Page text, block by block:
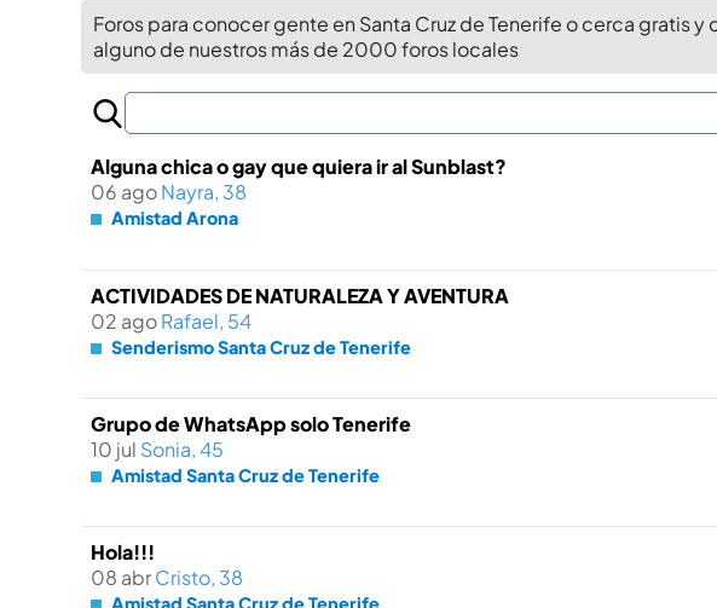
Foros para conocer gente en Santa Cruz de Tenerife o cerca
alguno de nuestros más de 2000 foros locales
Alguna chica o gay que quiera ir al Sunblast?
06 agoNayra, 38
Amistad Arona
ACTIVIDADES DE NATURALEZA Y AVENTURA
02 agoRafael, 54
Senderismo Santa Cruz de Tenerife
Grupo de WhatsApp solo Tenerife
10 jul Sonia, 45
Amistad Santa Cruz de Tenerife
Hola!!!
08 abrCristo, 38